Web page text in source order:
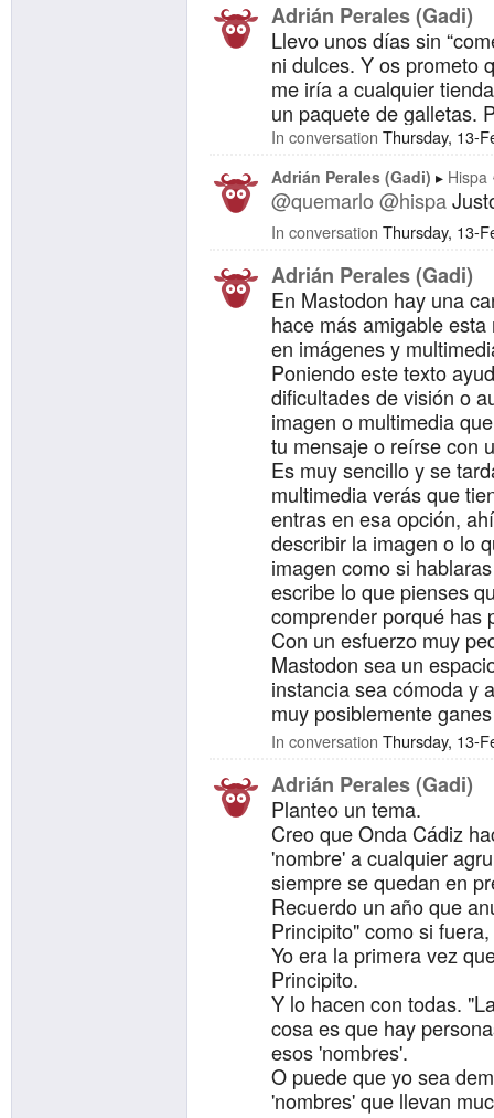
Adrián Perales (Gadi)
Llevo unos días sin
ni dulces. Y os prometo
me iría a cualquier
un paquete de galletas.
In conversation Thursday, 13-
Adrián Perales (Gadi)
@quemarlo@hispa
In conversation Thursday, 13-
Adrián Perales (Gadi)
En Mastodon hay una
hace más amigable
en imágenes y
Poniendo este texto
dificultades de visión o
imagen o multimedia
tu mensaje o reírse con
Es muy sencillo y se
multimedia verás que
entras en esa opción,
describir la imagen o lo
imagen como si
escribe lo que pienses
comprender porqué has
Con un esfuerzo muy
Mastodon sea un
instancia sea cómoda y
muy posiblemente
estas pequeñas cosas.
Ayúdanos a que
Gracias.
#PonALTSiempre
In conversation Thursday, 13-
Adrián Perales (Gadi)
Planteo un tema.
Creo que Onda Cádiz
'nombre' a cualquier
siempre se quedan en
Recuerdo un año que
Principito" como si
Yo era la primera vez
Principito.
Y lo hacen con todas.
cosa es que hay
esos 'nombres'.
O puede que yo sea
'nombres' que llevan